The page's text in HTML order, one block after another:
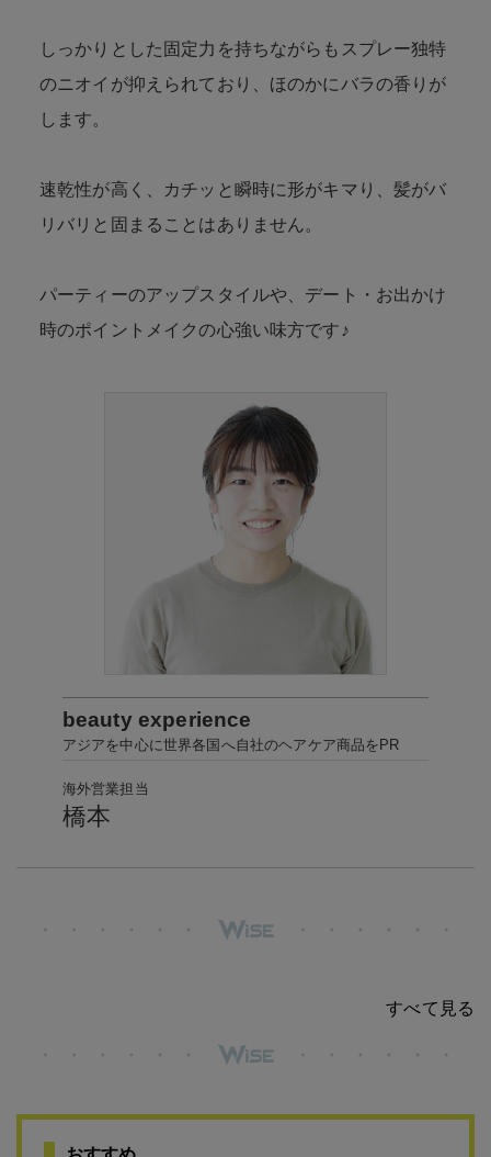
しっかりとした固定力を持ちながらもスプレー独特
のニオイが抑えられており、ほのかにバラの香りが
します。
速乾性が高く、カチッと瞬時に形がキマり、髪がバ
リバリと固まることはありません。
パーティーのアップスタイルや、デート・お出かけ
時のポイントメイクの心強い味方です♪
beauty experience
アジアを中心に世界各国へ自社のヘアケア商品をPR
海外営業担当
橋本
すべて見る